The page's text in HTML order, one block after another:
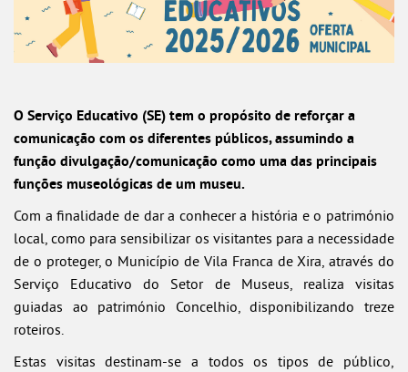
O Serviço Educativo (SE) tem o propósito de reforçar a
comunicação com os diferentes públicos, assumindo a
função divulgação/comunicação como uma das principais
funções museológicas de um museu.
Com a finalidade de dar a conhecer a história e o património
local, como para sensibilizar os visitantes para a necessidade
de o proteger, o Município de Vila Franca de Xira, através do
Serviço Educativo do Setor de Museus, realiza visitas
guiadas ao património Concelhio, disponibilizando treze
roteiros.
Estas visitas destinam-se a todos os tipos de público,